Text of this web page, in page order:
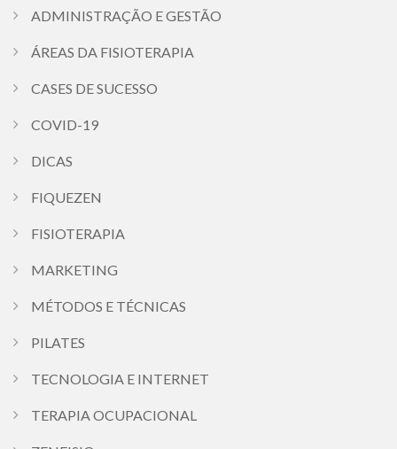
ADMINISTRAÇÃO E GESTÃO
ÁREAS DA FISIOTERAPIA
CASES DE SUCESSO
COVID-19
DICAS
FIQUEZEN
FISIOTERAPIA
MARKETING
MÉTODOS E TÉCNICAS
PILATES
TECNOLOGIA E INTERNET
TERAPIA OCUPACIONAL